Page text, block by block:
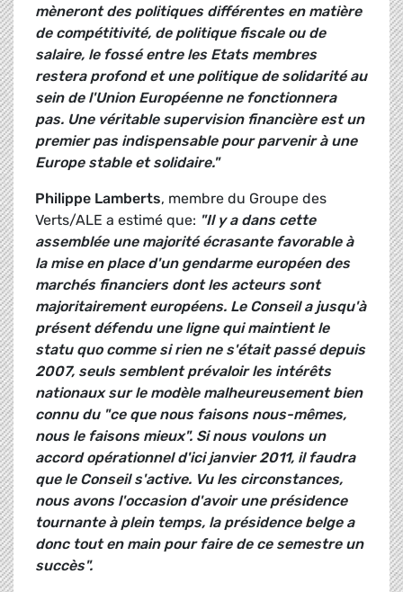
mèneront des politiques différentes en matière
de compétitivité, de politique fiscale ou de
salaire, le fossé entre les Etats membres
restera profond et une politique de solidarité au
sein de l'Union Européenne ne fonctionnera
pas. Une véritable supervision financière est un
premier pas indispensable pour parvenir à une
Europe stable et solidaire."
Philippe Lamberts, membre du Groupe des
Verts/ALE a estimé que: "Il y a dans cette
assemblée une majorité écrasante favorable à
la mise en place d'un gendarme européen des
marchés financiers dont les acteurs sont
majoritairement européens. Le Conseil a jusqu'à
présent défendu une ligne qui maintient le
statu quo comme si rien ne s'était passé depuis
2007, seuls semblent prévaloir les intérêts
nationaux sur le modèle malheureusement bien
connu du "ce que nous faisons nous-mêmes,
nous le faisons mieux". Si nous voulons un
accord opérationnel d'ici janvier 2011, il faudra
que le Conseil s'active. Vu les circonstances,
nous avons l'occasion d'avoir une présidence
tournante à plein temps, la présidence belge a
donc tout en main pour faire de ce semestre un
succès".